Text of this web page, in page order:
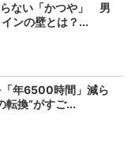
らない「かつや」 男
ンの壁とは？...
年6500時間」減ら
換”がすご...